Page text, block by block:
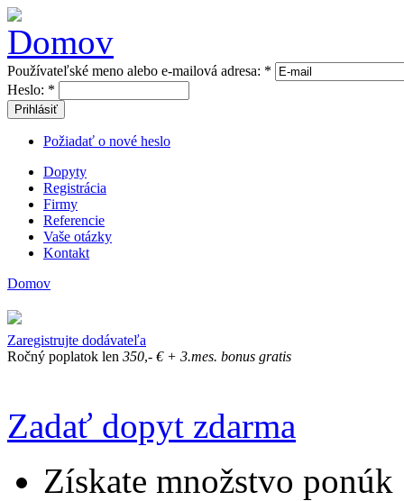
Používateľské meno alebo e-mailová adresa: *
Heslo: *
Prihlásiť
Požiadať o nové heslo
Dopyty
Registrácia
Firmy
Referencie
Vaše otázky
Kontakt
Domov
Zaregistrujte dodávateľa
Ročný poplatok len 350,- € + 3.mes. bonus gratis
Zadať dopyt zdarma
Získate množstvo ponúk